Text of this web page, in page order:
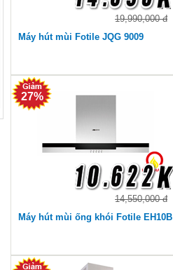
19,990,000 đ
Máy hút mùi Fotile JQG 9009
27%
14,550,000 đ
Máy hút mùi ống khói Fotile EH10B